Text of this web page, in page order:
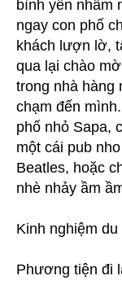
bình yên nhâm
ngay con phố
khách lượn lờ,
qua lại chào
trong nhà hàng
chạm đến
phố nhỏ Sapa,
một cái pub
Beatles, hoặc
nhè nhảy ầm
Kinh nghiệm
Phương tiện đi